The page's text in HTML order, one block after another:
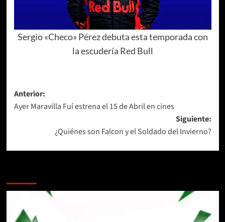
Sergio «Checo» Pérez debuta esta temporada con
la escudería Red Bull
Navegación
de
entradas
Anterior:
Ayer Maravilla Fuí estrena el 15 de Abril en cines
Siguiente:
¿Quiénes son Falcon y el Soldado del Invierno?